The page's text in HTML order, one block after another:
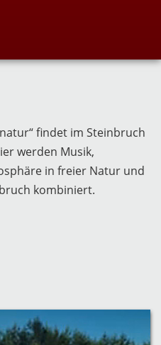
findet im Steinbruch
werden Musik,
in freier Natur und
kombiniert.